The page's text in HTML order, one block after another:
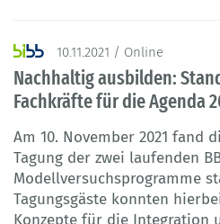
10.11.2021 / Online
Nachhaltig ausbilden:
Fachkräfte für die Agenda
Am 10. November 2021 fand
Tagung der zwei laufenden
Modellversuchsprogramme
Tagungsgäste konnten
Konzepte für die Integration